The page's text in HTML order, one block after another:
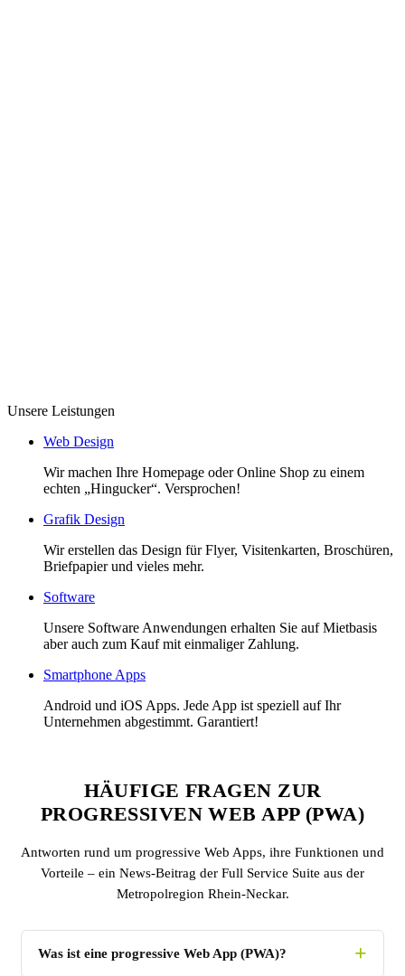
Unsere Leistungen
Web Design
Wir machen Ihre Homepage oder Online Shop zu einem
echten „Hingucker“. Versprochen!
Grafik Design
Wir erstellen das Design für Flyer, Visitenkarten, Broschüren,
Briefpapier und vieles mehr.
Software
Unsere Software Anwendungen erhalten Sie auf Mietbasis
aber auch zum Kauf mit einmaliger Zahlung.
Smartphone Apps
Android und iOS Apps. Jede App ist speziell auf Ihr
Unternehmen abgestimmt. Garantiert!
HÄUFIGE FRAGEN ZUR
PROGRESSIVEN WEB APP (PWA)
Antworten rund um progressive Web Apps, ihre Funktionen und
Vorteile – ein News-Beitrag der Full Service Suite aus der
Metropolregion Rhein-Neckar.
Was ist eine progressive Web App (PWA)?